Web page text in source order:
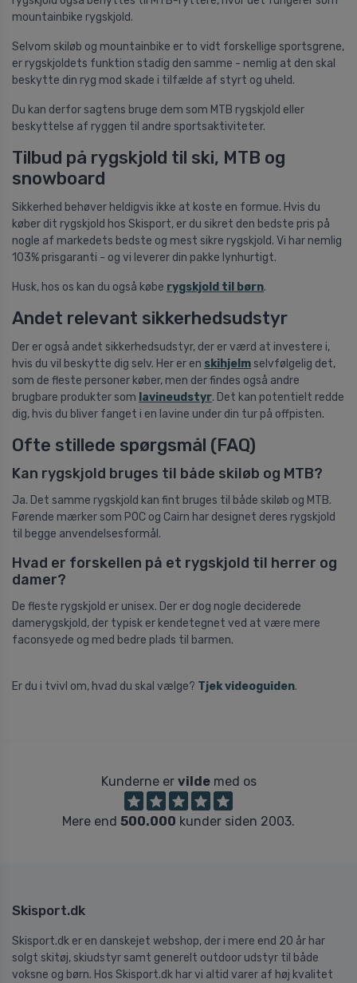
mountainbike rygskjold.
Selvom skiløb og mountainbike er to vidt forskellige sportsgrene,
er rygskjoldets funktion stadig den samme - nemlig at den skal
beskytte din ryg mod skade i tilfælde af styrt og uheld.
Du kan derfor sagtens bruge dem som MTB rygskjold eller
beskyttelse af ryggen til andre sportsaktiviteter.
Tilbud på rygskjold til ski, MTB og
snowboard
Sikkerhed behøver heldigvis ikke at koste en formue. Hvis du
køber dit rygskjold hos Skisport, er du sikret den bedste pris på
nogle af markedets bedste og mest sikre rygskjold. Vi har nemlig
103% prisgaranti - og vi leverer din pakke lynhurtigt.
Husk, hos os kan du også købe rygskjold til børn.
Andet relevant sikkerhedsudstyr
Der er også andet sikkerhedsudstyr, der er værd at investere i,
hvis du vil beskytte dig selv. Her er en skihjelmselvfølgelig det,
som de fleste personer køber, men der findes også andre
brugbare produkter som lavineudstyr. Det kan potentielt redde
dig, hvis du bliver fanget i en lavine under din tur på offpisten.
Ofte stillede spørgsmål (FAQ)
Kan rygskjold bruges til både skiløb og MTB?
Ja. Det samme rygskjold kan fint bruges til både skiløb og MTB.
Førende mærker som POC og Cairn har designet deres rygskjold
til begge anvendelsesformål.
Hvad er forskellen på et rygskjold til herrer og
damer?
De fleste rygskjold er unisex. Der er dog nogle deciderede
damerygskjold, der typisk er kendetegnet ved at være mere
faconsyede og med bedre plads til barmen.
Er du i tvivl om, hvad du skal vælge? Tjek videoguiden.
Kunderne er vildemed os
Mere end 500.000 kunder siden 2003.
Skisport.dk
Skisport.dk er en danskejet webshop, der i mere end 20 år har
solgt skitøj, skiudstyr samt generelt outdoor udstyr til både
voksne og børn. Hos Skisport.dk har vi altid varer af høj kvalitet